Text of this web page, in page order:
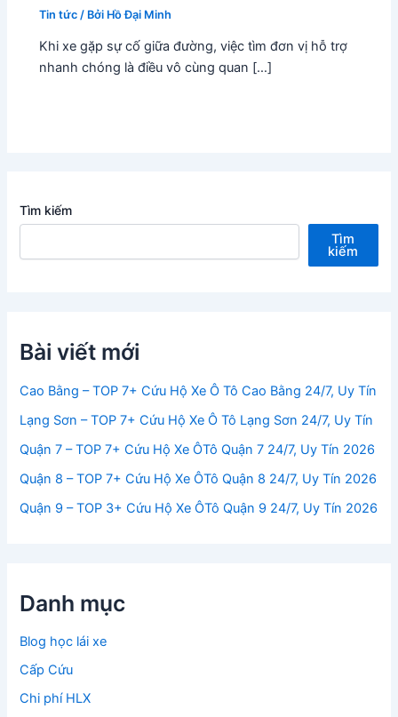
Tin tức / Bởi Hồ Đại Minh
Khi xe gặp sự cố giữa đường, việc tìm đơn vị hỗ trợ
nhanh chóng là điều vô cùng quan […]
Tìm kiếm
Tìm
kiếm
Bài viết mới
Cao Bằng – TOP 7+ Cứu Hộ Xe Ô Tô Cao Bằng 24/7, Uy Tín
Lạng Sơn – TOP 7+ Cứu Hộ Xe Ô Tô Lạng Sơn 24/7, Uy Tín
Quận 7 – TOP 7+ Cứu Hộ Xe ÔTô Quận 7 24/7, Uy Tín 2026
Quận 8 – TOP 7+ Cứu Hộ Xe ÔTô Quận 8 24/7, Uy Tín 2026
Quận 9 – TOP 3+ Cứu Hộ Xe ÔTô Quận 9 24/7, Uy Tín 2026
Danh mục
Blog học lái xe
Cấp Cứu
Chi phí HLX